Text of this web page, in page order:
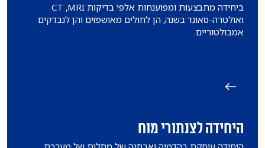
ביחידה מתבצעות ומפוענחות אלפי בדיקות CT ,MRI
ואולטרה-סאונד בשנה, הן לחולים מאושפזים והן לנבדקים
אמבולטוריים.
היחידה לצנתורי מוח